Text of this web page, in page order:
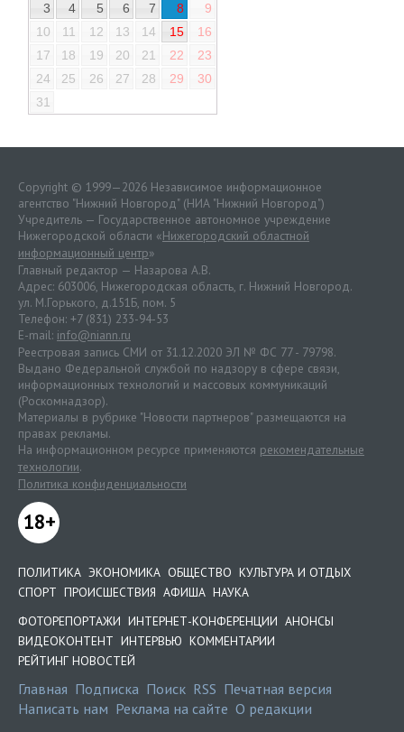
3
4 5 6 7 8
9
10
11 12 13 14 15
16
17
18 19 20 21 22
23
24
25 26 27 28 29
30
31
Copyright © 1999—2026 Независимое информационное
агентство "Нижний Новгород" (НИА "Нижний Новгород")
Учредитель — Государственное автономное учреждение
Нижегородской области «Нижегородский областной
информационный центр»
Главный редактор — Назарова А.В.
Адрес: 603006, Нижегородская область, г. Нижний Новгород.
ул. М.Горького, д.151Б, пом. 5
Телефон: +7 (831) 233-94-53
E-mail: info@niann.ru
Реестровая запись СМИ от 31.12.2020 ЭЛ № ФС 77 - 79798.
Выдано Федеральной службой по надзору в сфере связи,
информационных технологий и массовых коммуникаций
(Роскомнадзор).
Материалы в рубрике "Новости партнеров" размещаются на
правах рекламы.
На информационном ресурсе применяются рекомендательные
технологии.
Политика конфиденциальности
18+
ПОЛИТИКА ЭКОНОМИКА ОБЩЕСТВО КУЛЬТУРА И ОТДЫХ
СПОРТ ПРОИСШЕСТВИЯ АФИША НАУКА
ФОТОРЕПОРТАЖИ ИНТЕРНЕТ-КОНФЕРЕНЦИИ АНОНСЫ
ВИДЕОКОНТЕНТ ИНТЕРВЬЮ КОММЕНТАРИИ
РЕЙТИНГ НОВОСТЕЙ
Главная Подписка Поиск RSS Печатная версия
Написать нам Реклама на сайте О редакции